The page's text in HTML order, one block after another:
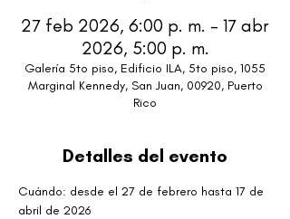
27 feb 2026, 6:00 p. m. – 17 abr
2026, 5:00 p. m.
Galería 5to piso, Edificio ILA, 5to piso, 1055
Marginal Kennedy, San Juan, 00920, Puerto
Rico
Detalles del evento
Cuándo: desde el 27 de febrero hasta 17 de
abril de 2026